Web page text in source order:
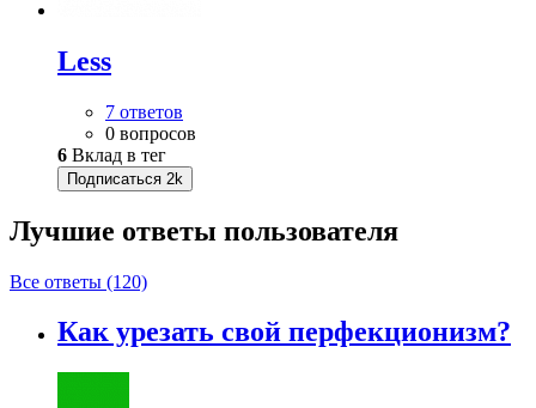
Less
7 ответов
0 вопросов
6 Вклад в тег
Подписаться 2k
Лучшие ответы пользователя
Все ответы (120)
Как урезать свой перфекционизм?